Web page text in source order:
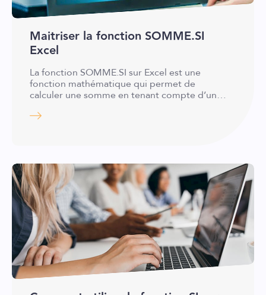
Maitriser la fonction SOMME.SI
Excel
La fonction SOMME.SI sur Excel est une
fonction mathématique qui permet de
calculer une somme en tenant compte d’un…